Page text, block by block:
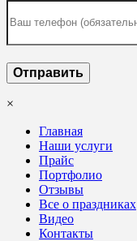
×
Главная
Наши услуги
Прайс
Портфолио
Отзывы
Все о праздниках
Видео
Контакты